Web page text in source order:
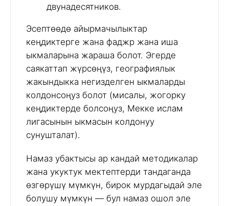
двунадесятников.
Эсептөөдө айырмачылыктар
кеңдиктерге жана фаджр жана иша
ыкмаларына жараша болот. Эгерде
саякаттап жүрсөңүз, географиялык
жакындыкка негизделген ыкмаларды
колдонсоңуз болот (мисалы, жогорку
кеңдиктерде болсоңуз, Мекке ислам
лигасынын ыкмасын колдонуу
сунушталат).
Намаз убактысы ар кандай методикалар
жана укуктук мектептерди тандаганда
өзгөрүшү мүмкүн, бирок мурдагыдай эле
болушу мүмкүн — бул намаз ошол эле